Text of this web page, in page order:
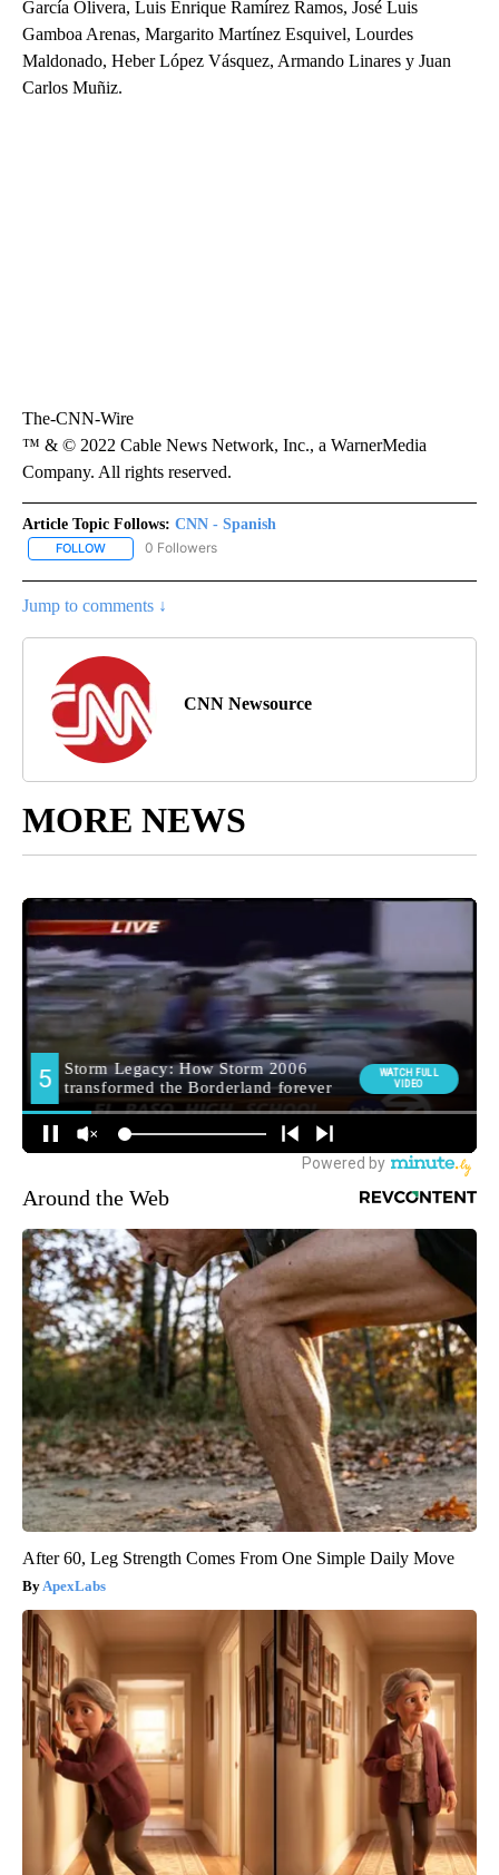
García Olivera, Luis Enrique Ramírez Ramos, José Luis
Gamboa Arenas, Margarito Martínez Esquivel, Lourdes
Maldonado, Heber López Vásquez, Armando Linares y Juan
Carlos Muñiz.
The-CNN-Wire
™ & © 2022 Cable News Network, Inc., a WarnerMedia
Company. All rights reserved.
Article Topic Follows: CNN - Spanish
FOLLOW FOLLOW "CNN - SPANISH" TO RECEIVE NOTIFICATIONS ABOUT
0 Followers
Jump to comments ↓
CNN Newsource
MORE NEWS
Around the Web
After 60, Leg Strength Comes From One Simple Daily Move
ApexLabs